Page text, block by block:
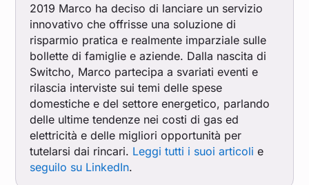
2019 Marco ha deciso di lanciare un servizio
innovativo che offrisse una soluzione di
risparmio pratica e realmente imparziale sulle
bollette di famiglie e aziende. Dalla nascita di
Switcho, Marco partecipa a svariati eventi e
rilascia interviste sui temi delle spese
domestiche e del settore energetico, parlando
delle ultime tendenze nei costi di gas ed
elettricità e delle migliori opportunità per
tutelarsi dai rincari. Leggi tutti i suoi articoli e
seguilo su LinkedIn.